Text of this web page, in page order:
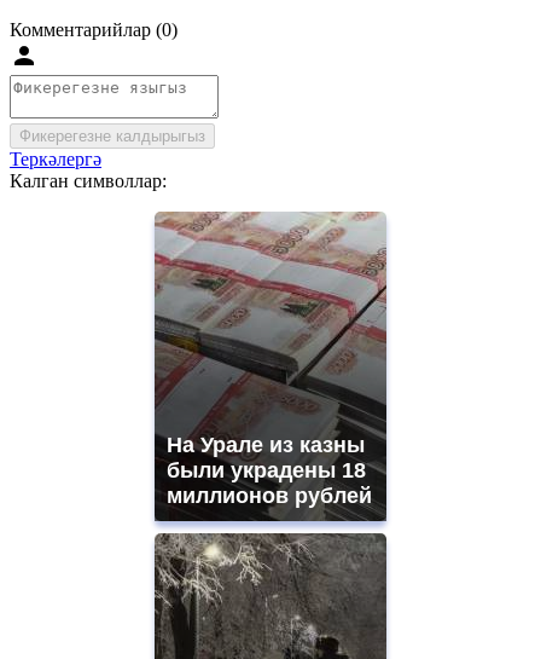
Комментарийлар (0)
Фикерегезне калдырыгыз
Теркәлергә
Калган символлар:
На Урале из казны
были украдены 18
миллионов рублей